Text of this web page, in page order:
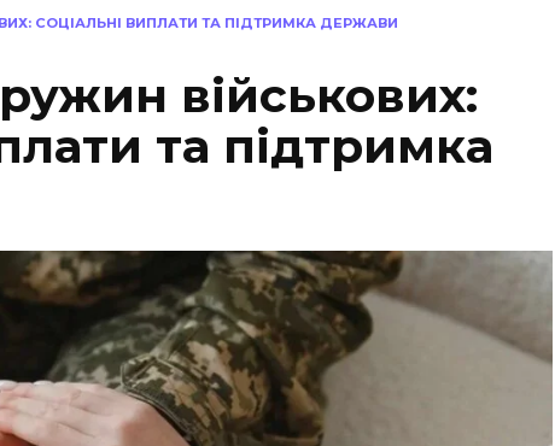
СОЦІАЛЬНІ ВИПЛАТИ ТА ПІДТРИМКА ДЕРЖАВИ
військових:
та підтримка